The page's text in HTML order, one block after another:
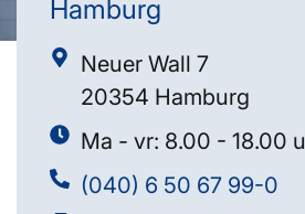
Hamburg
Neuer Wall 7
20354 Hamburg
Ma - vr: 8.00 - 18.00
(040) 6 50 67 99-0